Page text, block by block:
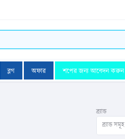
ব্লগ অফার শপের জন্য আবেদন করুন
ব্র্যান্ড
ব্র্যান্ড সমূহ